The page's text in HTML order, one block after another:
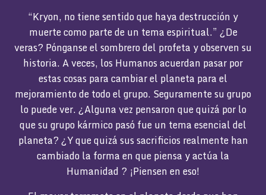
“Kryon, no tiene sentido que haya destrucción y
muerte como parte de un tema espiritual.” ¿De
veras? Pónganse el sombrero del profeta y observen su
historia. A veces, los Humanos acuerdan pasar por
estas cosas para cambiar el planeta para el
mejoramiento de todo el grupo. Seguramente su grupo
lo puede ver. ¿Alguna vez pensaron que quizá por lo
que su grupo kármico pasó fue un tema esencial del
planeta? ¿Y que quizá sus sacrificios realmente han
cambiado la forma en que piensa y actúa la
Humanidad ? ¡Piensen en eso!